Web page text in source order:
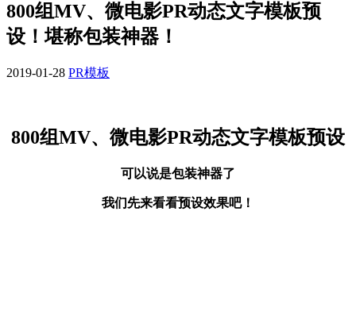
800组MV、微电影PR动态文字模板预
设！堪称包装神器！
2019-01-28 PR模板
800组MV、微电影PR动态文字模板预设
可以说是包装神器了
我们先来看看预设效果吧！